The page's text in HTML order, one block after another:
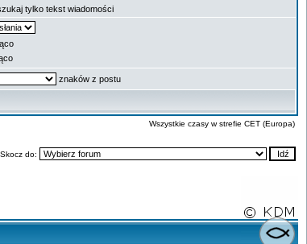
tylko tekst wiadomości
znaków z postu
Wszystkie czasy w strefie CET (Europa)
Skocz do: